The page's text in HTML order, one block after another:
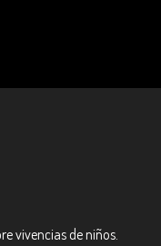
vivencias de niños.